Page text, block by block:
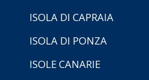
ISOLA DI CAPRAIA
ISOLA DI PONZA
ISOLE CANARIE